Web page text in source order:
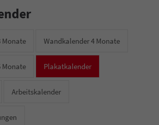
Monate Wandkalender 4 Monate
Monate Plakatkalender
Arbeitskalender